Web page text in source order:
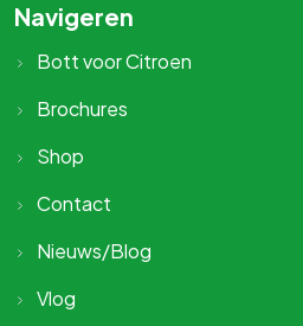
Navigeren
Bott voor Citroen
Brochures
Shop
Contact
Nieuws/Blog
Vlog